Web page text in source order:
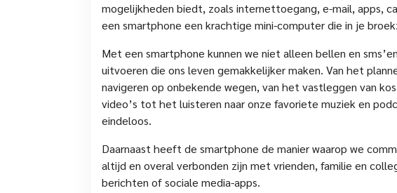
mogelijkheden biedt, zoals internettoegang, e-mail, apps,
een smartphone een krachtige mini-computer die in je
Met een smartphone kunnen we niet alleen bellen en
uitvoeren die ons leven gemakkelijker maken. Van het
navigeren op onbekende wegen, van het vastleggen van
video’s tot het luisteren naar onze favoriete muziek en
eindeloos.
Daarnaast heeft de smartphone de manier waarop we
altijd en overal verbonden zijn met vrienden, familie en
berichten of sociale media-apps.